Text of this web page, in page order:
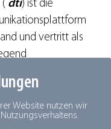
Website nutzen wir
dti) ist die
und vertritt als
und Handel.
von
Zweige